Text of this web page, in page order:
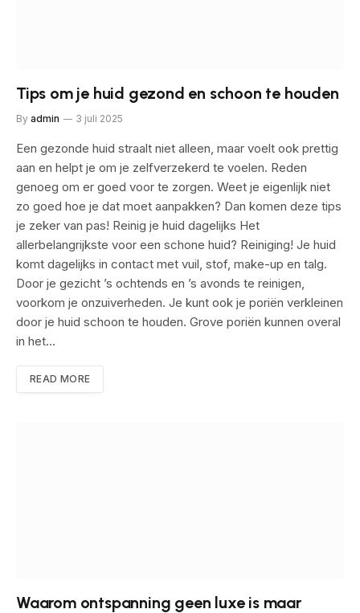
Tips om je huid gezond en schoon te houden
By admin 3 juli 2025
Een gezonde huid straalt niet alleen, maar voelt ook prettig
aan en helpt je om je zelfverzekerd te voelen. Reden
genoeg om er goed voor te zorgen. Weet je eigenlijk niet
zo goed hoe je dat moet aanpakken? Dan komen deze tips
je zeker van pas! Reinig je huid dagelijks Het
allerbelangrijkste voor een schone huid? Reiniging! Je huid
komt dagelijks in contact met vuil, stof, make-up en talg.
Door je gezicht ’s ochtends en ’s avonds te reinigen,
voorkom je onzuiverheden. Je kunt ook je poriën verkleinen
door je huid schoon te houden. Grove poriën kunnen overal
in het…
READ MORE
Waarom ontspanning geen luxe is maar